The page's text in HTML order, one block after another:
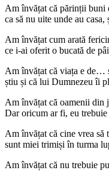
Am învățat că părinții buni
ca să nu uite unde au
Am învățat cum arată
ce i-ai oferit o bucată de
Am învățat că viața e de…
știu și că lui Dumnezeu îi
Am învățat că oamenii
Dar oricum ar fi, eu trebuie
Am învățat că cine vrea
sunt miei trimiși în turma
Am învățat că nu trebuie